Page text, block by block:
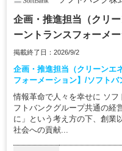
企画・推進担当（クリ
ーントランスフォーメ
掲載終了日：2026/9/2
企画・推進担当（クリーンエ
フォーメーション】/ソフトバ
情報革命で人々を幸せに ソ
フトバンクグループ共通の経
に」という考え方の下、創業
社会への貢献...